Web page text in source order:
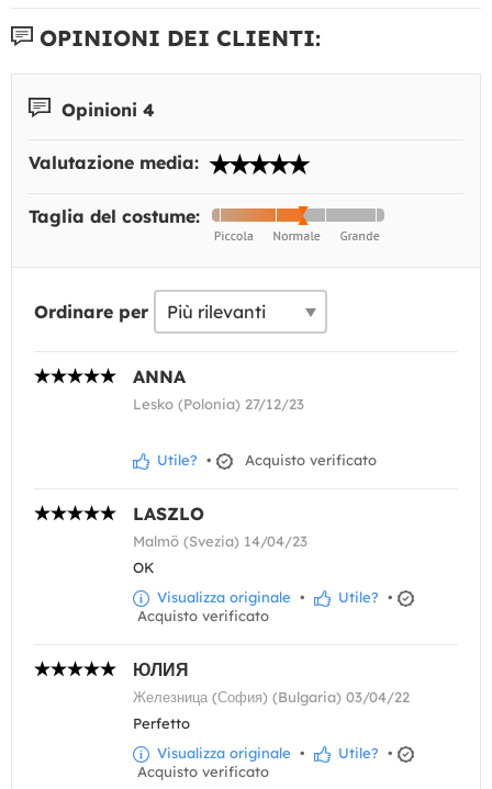
OPINIONI DEI CLIENTI:
Opinioni 4
Valutazione media:
Taglia del costume:
Ordinare per
ANNA
Lesko (Polonia) 27/12/23
Utile? • Acquisto verificato
LASZLO
Malmö (Svezia) 14/04/23
OK
Visualizza originale • Utile? •
Acquisto verificato
ЮЛИЯ
Железница (София) (Bulgaria) 03/04/22
Perfetto
Visualizza originale • Utile? •
Acquisto verificato